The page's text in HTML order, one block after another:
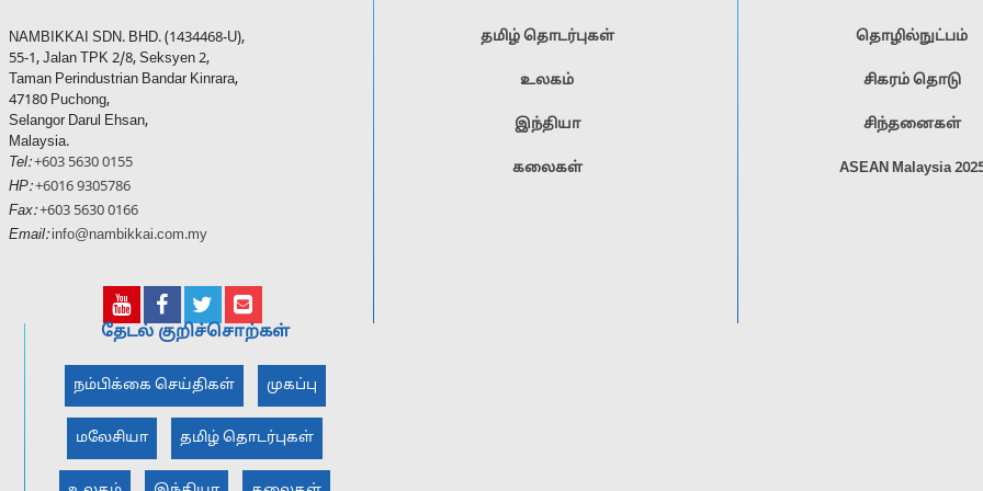
NAMBIKKAI SDN. BHD. (1434468-U),
55-1, Jalan TPK 2/8, Seksyen 2,
Taman Perindustrian Bandar Kinrara,
47180 Puchong,
Selangor Darul Ehsan,
Malaysia.
Tel:+603 5630 0155
HP:+6016 9305786
Fax:+603 5630 0166
Email: info@nambikkai.com.my
தமிழ் தொடர்புகள்
உலகம்
இந்தியா
கலைகள்
தொழில்நுட்பம்
சிகரம் தொடு
சிந்தனைகள்
ASEAN Malaysia
தேடல் குறிச்சொற்கள்
நம்பிக்கை செய்திகள் முகப்பு
மலேசியா தமிழ் தொடர்புகள்